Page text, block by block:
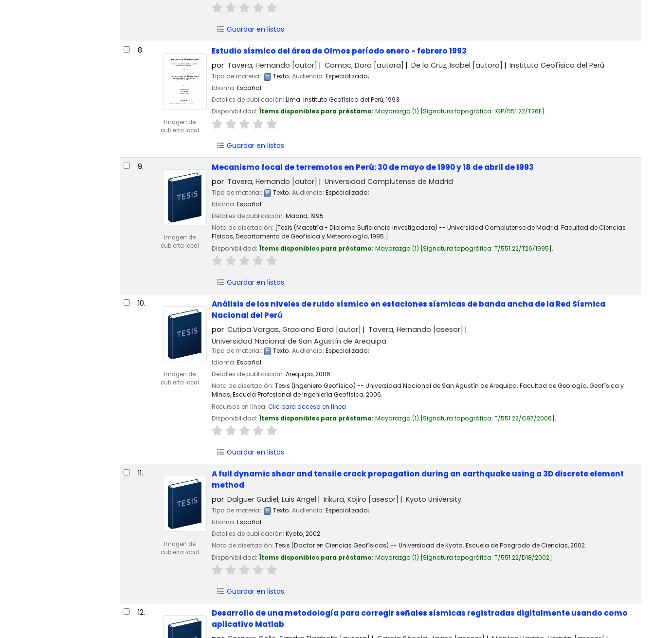
Guardar en listas
8.
Imagen de
cubierta local
Estudio sísmico del área de Olmos período enero - febrero 1993
por Tavera, Hernando [autor] Camac, Dora [autora] De la Cruz, Isabel [autora] Instituto Geofísico del Perú
Tipo de material: Texto; Audiencia: Especializado;
Idioma: Español
Detalles de publicación: Lima: Instituto Geofísico del Perú,1993
Disponibilidad: Ítems disponibles para préstamo: Mayorazgo (1) Signatura topográfica: IGP/551.22/T26E .
Guardar en listas
9.
Imagen de
cubierta local
Mecanismo focal de terremotos en Perú: 30 de mayo de 1990 y 18 de abril de 1993
por Tavera, Hernando [autor] Universidad Complutense de Madrid
Tipo de material: Texto; Audiencia: Especializado;
Idioma: Español
Detalles de publicación: Madrid,1995
Nota de disertación: [Tesis (Maestría - Diploma Suficiencia Investigadora) -- Universidad Complutense de Madrid. Facultad de Ciencias
Físicas, Departamento de Geofísica y Meteorología, 1995.]
Disponibilidad: Ítems disponibles para préstamo: Mayorazgo (1) Signatura topográfica: T/551.22/T26/1995 .
Guardar en listas
10.
Imagen de
cubierta local
Análisis de los niveles de ruido sísmico en estaciones sísmicas de banda ancha de la Red Sísmica
Nacional del Perú
por Cutipa Vargas, Graciano Elard [autor] Tavera, Hernando [asesor]
Universidad Nacional de San Agustín de Arequipa
Tipo de material: Texto; Audiencia: Especializado;
Idioma: Español
Detalles de publicación: Arequipa,2006
Nota de disertación: Tesis (Ingeniero Geofísico) -- Universidad Nacional de San Agustín de Arequipa. Facultad de Geología, Geofísica y
Minas, Escuela Profesional de Ingeniería Geofísica, 2006.
Recursos en línea: Clic para acceso en línea
Disponibilidad: Ítems disponibles para préstamo: Mayorazgo (1) Signatura topográfica: T/551.22/C97/2006 .
Guardar en listas
11.
Imagen de
cubierta local
A full dynamic shear and tensile crack propagation during an earthquake using a 3D discrete element
method
por Dalguer Gudiel, Luis Angel Irikura, Kojiro [asesor] Kyoto University
Tipo de material: Texto; Audiencia: Especializado;
Idioma: Español
Detalles de publicación: Kyoto,2002
Nota de disertación: Tesis (Doctor en Ciencias Geofísicas) -- Universidad de Kyoto. Escuela de Posgrado de Ciencias, 2002.
Disponibilidad: Ítems disponibles para préstamo: Mayorazgo (1) Signatura topográfica: T/551.22/D18/2002 .
Guardar en listas
12.
Desarrollo de una metodología para corregir señales sísmicas registradas digitalmente usando como
aplicativo Matlab